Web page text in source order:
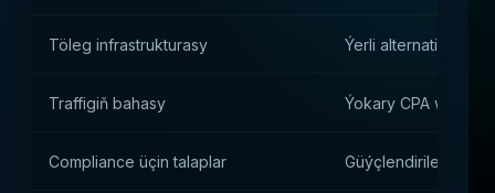
Töleg infrastrukturasy Ýerli alternatiw
Traffigiň bahasy Ýokary CPA we
Compliance üçin talaplar Güýçlendirilen KYC